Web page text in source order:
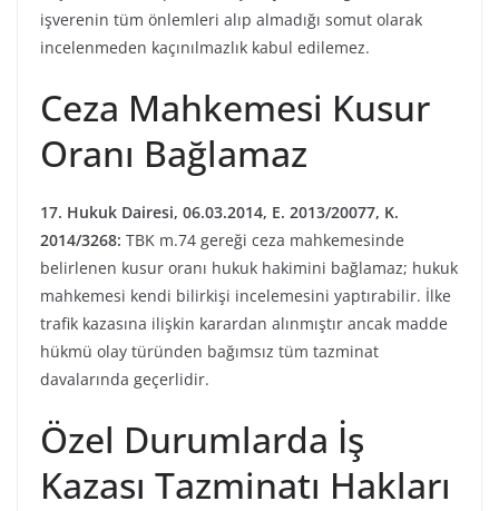
işverenin tüm önlemleri alıp almadığı somut olarak
incelenmeden kaçınılmazlık kabul edilemez.
Ceza Mahkemesi Kusur
Oranı Bağlamaz
17. Hukuk Dairesi, 06.03.2014, E. 2013/20077, K.
2014/3268: TBK m.74 gereği ceza mahkemesinde
belirlenen kusur oranı hukuk hakimini bağlamaz; hukuk
mahkemesi kendi bilirkişi incelemesini yaptırabilir. İlke
trafik kazasına ilişkin karardan alınmıştır ancak madde
hükmü olay türünden bağımsız tüm tazminat
davalarında geçerlidir.
Özel Durumlarda İş
Kazası Tazminatı Hakları